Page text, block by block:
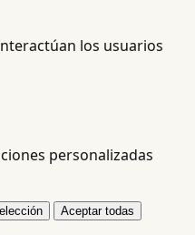
los usuarios
personalizadas
Aceptar todas